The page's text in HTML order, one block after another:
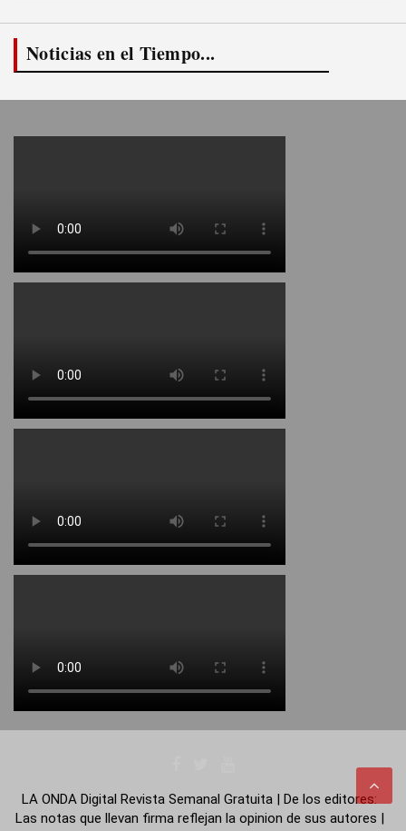
Noticias en el Tiempo...
LA ONDA Digital Revista Semanal Gratuita | De los editores:
Las notas que llevan firma reflejan la opinion de sus autores |